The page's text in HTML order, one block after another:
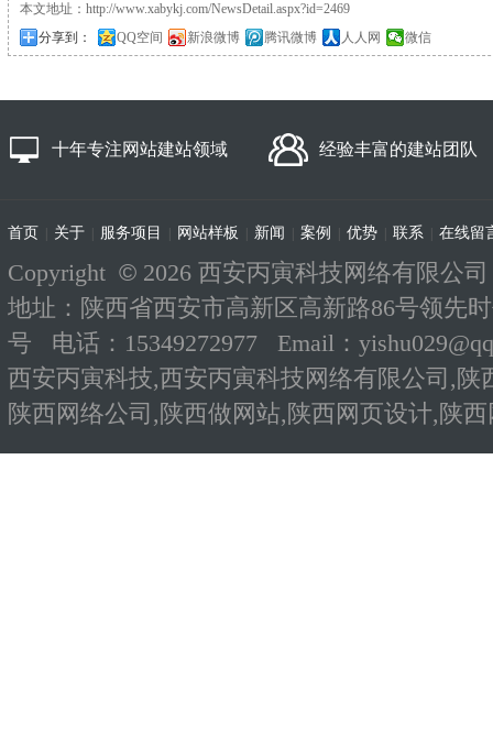
本文地址： http://www.xabykj.com/NewsDetail.aspx?id=2469
分享到：
QQ空间 新浪微博 腾讯微博 人人网 微信
十年专注网站建站领域 经验丰富的建站团队
首页 关于 服务项目 网站样板 新闻 案例 优势 联系 在线留
Copyright © 2026 西安丙寅科技网络有限公
地址：陕西省西安市高新区高新路86号领先
号 电话：15349272977 Email：
西安丙寅科技,西安丙寅科技网络有限公司,
陕西网络公司,陕西做网站,陕西网页设计,陕